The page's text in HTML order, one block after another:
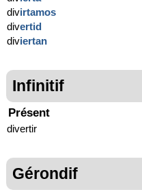
divirtamos
divertid
diviertan
Infinitif
Présent
divertir
Gérondif